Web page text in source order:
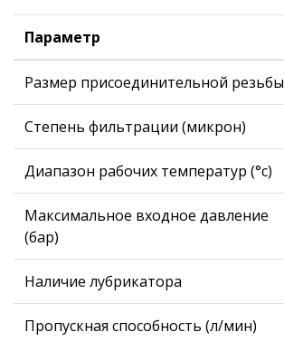
Параметр
Размер присоединительной резьбы
Степень фильтрации (микрон)
Диапазон рабочих температур (°с)
Максимальное входное давление
(бар)
Наличие лубрикатора
Пропускная способность (л/мин)